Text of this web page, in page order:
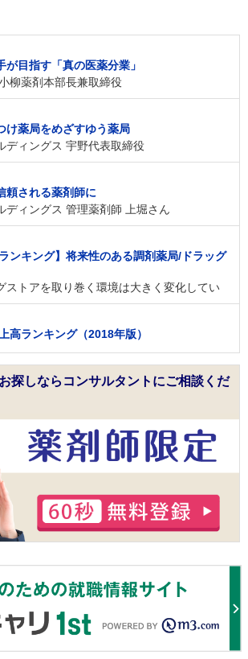
が目指す「真の医薬分業」
柳薬剤本部長兼取締役
け薬局をめざすゆう薬局
ディングス 宇野代表取締役
頼される薬剤師に
ディングス 管理薬剤師 上堀さん
ンキング】将来性のある調剤薬局/ドラッグ
ストアを取り巻く環境は大きく変化してい
高ランキング（2018年版）
探しならコンサルタントにご相談くだ